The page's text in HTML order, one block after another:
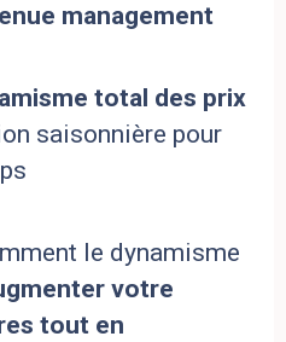
management
total des prix
saisonnière pour
le dynamisme
votre
tout en